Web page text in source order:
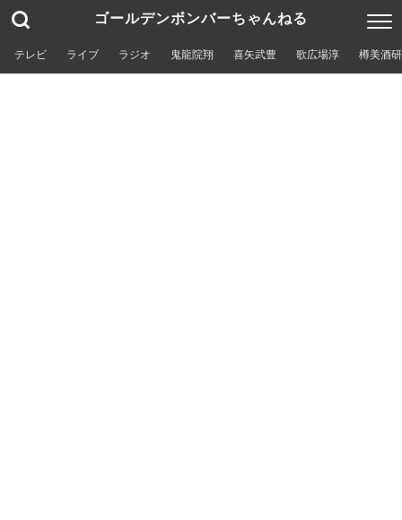
ゴールデンボンバーちゃんねる
テレビ ライブ ラジオ 鬼龍院翔 喜矢武豊 歌広場淳 樽美酒